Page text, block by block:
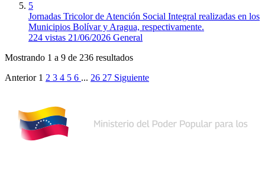
5
Jornadas Tricolor de Atención Social Integral realizadas en los
Municipios Bolívar y Aragua, respectivamente.
224 vistas 21/06/2026 General
Mostrando 1 a 9 de 236 resultados
Anterior 1 2 3 4 5 6 ... 26 27 Siguiente